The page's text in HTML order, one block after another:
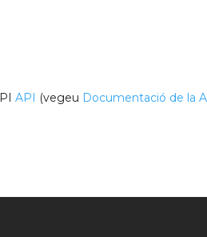
API (vegeu Documentació de la